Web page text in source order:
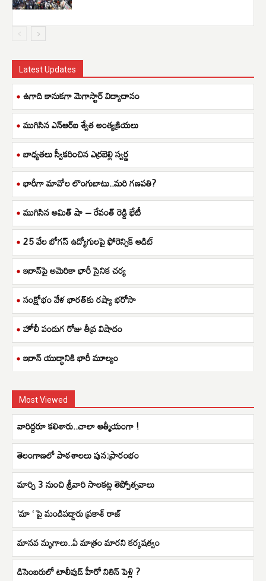
Latest Updates
ఉగాది కానుకగా మెగాస్టార్ విద్యాదానం
ముగిసిన ఎన్ఆర్ఐ శ్వేత అంత్యక్రియలు
బాధ్యతలు స్వీకరించిన ఎర్రబెల్లి స్వర్ణ
భారీగా మావోల లొంగుబాటు..మరి గణపతి?
ముగిసిన అమిత్ షా – రేవంత్ రెడ్డి భేటీ
25 వేల బోగస్ ఉద్యోగులపై ఫోరెన్సిక్ ఆడిట్
ఇరాన్‌పై అమెరికా భారీ సైనిక చర్య
సంక్షోభం వేళ భారత్‌కు రష్యా భరోసా
హోలీ పండుగ రోజు తీవ్ర విషాదం
ఇరాన్ యుద్ధానికి భారీ మూల్యం
Most Viewed
వారిద్దరూ కలిశారు..చాలా ఆత్మీయంగా !
తెలంగాణలో పాఠశాలలు పున:ప్రారంభం
మార్చి 3 నుంచి శ్రీవారి సాలకట్ల తెప్పోత్సవాలు
‘మా ‘ పై మండిపడ్డారు ప్రకాశ్ రాజ్
మానవ మృగాలు..ఏ మాత్రం మారని కర్కషత్వం
డిసెంబరులో టాలీవుడ్ హీరో నితిన్ పెళ్లి ?